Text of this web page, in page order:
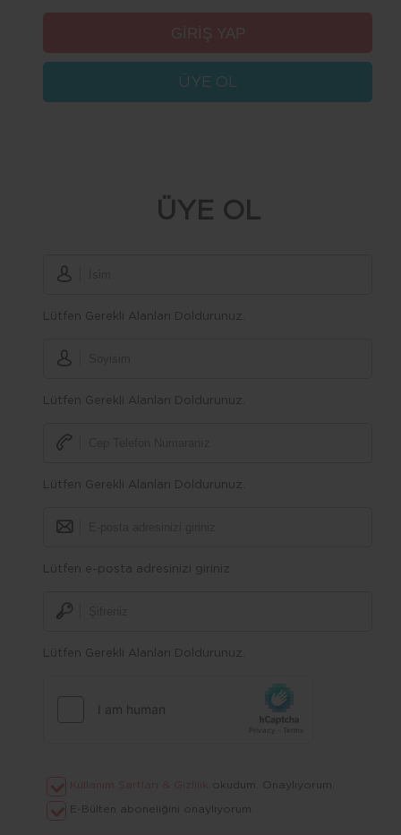
ÜYE OL
ÜYE OL
Lütfen Gerekli Alanları Doldurunuz.
Lütfen Gerekli Alanları Doldurunuz.
Lütfen Gerekli Alanları Doldurunuz.
Lütfen e-posta adresinizi giriniz
Lütfen Gerekli Alanları Doldurunuz.
okudum. Onaylıyorum.
E-Bülten aboneliğini onaylıyorum.